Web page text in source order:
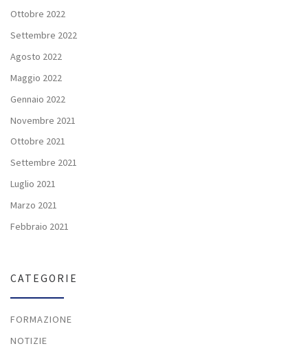
Ottobre 2022
Settembre 2022
Agosto 2022
Maggio 2022
Gennaio 2022
Novembre 2021
Ottobre 2021
Settembre 2021
Luglio 2021
Marzo 2021
Febbraio 2021
CATEGORIE
FORMAZIONE
NOTIZIE